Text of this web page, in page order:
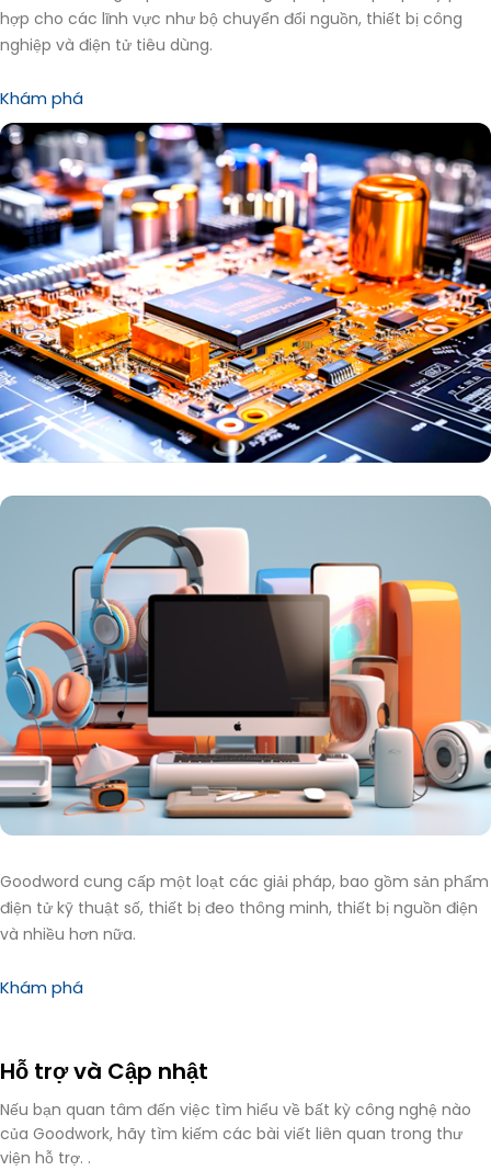
hợp cho các lĩnh vực như bộ chuyển đổi nguồn, thiết bị công
nghiệp và điện tử tiêu dùng.
Khám phá
Goodword cung cấp một loạt các giải pháp, bao gồm sản phẩm
điện tử kỹ thuật số, thiết bị đeo thông minh, thiết bị nguồn điện
và nhiều hơn nữa.
Khám phá
Hỗ trợ và Cập nhật
Nếu bạn quan tâm đến việc tìm hiểu về bất kỳ công nghệ nào
của Goodwork, hãy tìm kiếm các bài viết liên quan trong thư
viện hỗ trợ. .